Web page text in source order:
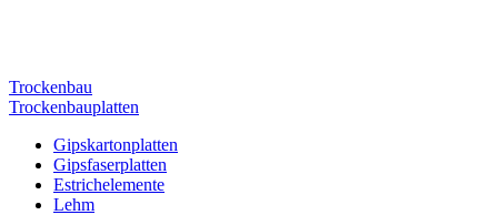
Trockenbau
Trockenbauplatten
Gipskartonplatten
Gipsfaserplatten
Estrichelemente
Lehm